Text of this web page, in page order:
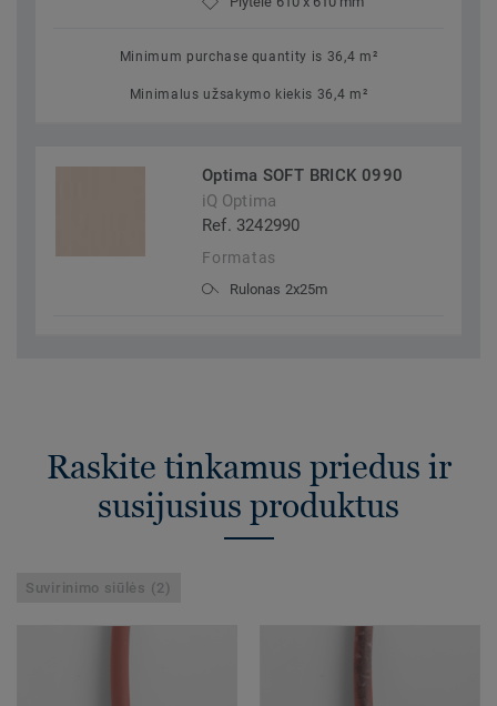
Minimum purchase quantity is 36,4 m²
Minimalus užsakymo kiekis 36,4 m²
Optima SOFT BRICK 0990
iQ Optima
Ref. 3242990
Formatas
Rulonas 2x25m
Raskite tinkamus priedus ir
susijusius produktus
Suvirinimo siūlės (2)